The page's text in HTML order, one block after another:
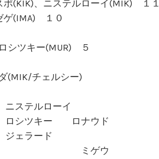
ポ(KIK)、ニステルローイ(MIK) １１
ゲ(IMA) １０
シツキー(MUR) ５
(MIK/チェルシー)
ステルローイ
シツキー ロナウド
ード
セ ミゲウ